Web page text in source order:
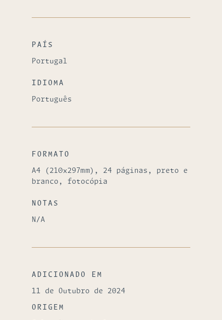
PAÍS
Portugal
IDIOMA
Português
FORMATO
A4 (210x297mm), 24 páginas, preto e
branco, fotocópia
NOTAS
N/A
ADICIONADO EM
11 de Outubro de 2024
ORIGEM